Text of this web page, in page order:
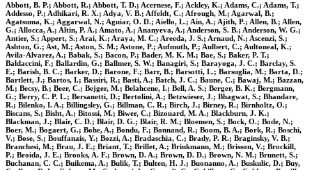
Abbott, B. P.; Abbott, R.; Abbott, T. D.; Acernese, F.; Ackley, K.; Adams, C.; Adams, T.;
Addesso, P.; Adhikari, R. X.; Adya, V. B.; Affeldt, C.; Afrough, M.; Agarwal, B.;
Agatsuma, K.; Aggarwal, N.; Aguiar, O. D.; Aiello, L.; Ain, A.; Ajith, P.; Allen, B.; Allen,
G.; Allocca, A.; Altin, P. A.; Amato, A.; Ananyeva, A.; Anderson, S. B.; Anderson, W. G.;
Antier, S.; Appert, S.; Arai, K.; Araya, M. C.; Areeda, J. S.; Arnaud, N.; Ascenzi, S.;
Ashton, G.; Ast, M.; Aston, S. M.; Astone, P.; Aufmuth, P.; Aulbert, C.; Aultoneal, K.;
Avila-Alvarez, A.; Babak, S.; Bacon, P.; Bader, M. K. M.; Bae, S.; Baker, P. T.;
Baldaccini, F.; Ballardin, G.; Ballmer, S. W.; Banagiri, S.; Barayoga, J. C.; Barclay, S.
E.; Barish, B. C.; Barker, D.; Barone, F.; Barr, B.; Barsotti, L.; Barsuglia, M.; Barta, D.;
Bartlett, J.; Bartos, I.; Bassiri, R.; Basti, A.; Batch, J. C.; Baune, C.; Bawaj, M.; Bazzan,
M.; Becsy, B.; Beer, C.; Bejger, M.; Belahcene, I.; Bell, A. S.; Berger, B. K.; Bergmann,
G.; Berry, C. P. L.; Bersanetti, D.; Bertolini, A.; Betzwieser, J.; Bhagwat, S.; Bhandare,
R.; Bilenko, I. A.; Billingsley, G.; Billman, C. R.; Birch, J.; Birney, R.; Birnholtz, O.;
Biscans, S.; Bisht, A.; Bitossi, M.; Biwer, C.; Bizouard, M. A.; Blackburn, J. K.;
Blackman, J.; Blair, C. D.; Blair, D. G.; Blair, R. M.; Bloemen, S.; Bock, O.; Bode, N.;
Boer, M.; Bogaert, G.; Bohe, A.; Bondu, F.; Bonnand, R.; Boom, B. A.; Bork, R.; Boschi,
V.; Bose, S.; Bouffanais, Y.; Bozzi, A.; Bradaschia, C.; Brady, P. R.; Braginsky, V. B.;
Branchesi, M.; Brau, J. E.; Briant, T.; Brillet, A.; Brinkmann, M.; Brisson, V.; Brockill,
P.; Broida, J. E.; Brooks, A. F.; Brown, D. A.; Brown, D. D.; Brown, N. M.; Brunett, S.;
Buchanan, C. C.; Buikema, A.; Bulik, T.; Bulten, H. J.; Buonanno, A.; Buskulic, D.; Buy,